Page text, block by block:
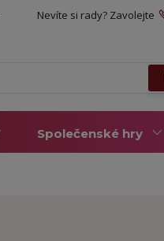
Nevíte si rady? Zavolejte
Společenské hry